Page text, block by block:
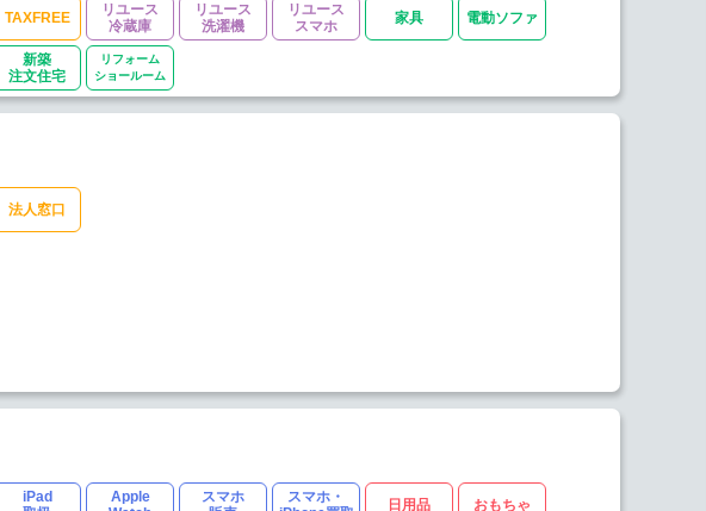
TAXFREE
リユース
冷蔵庫
リユース
洗濯機
リユース
スマホ
家具 電動ソファ
新築
注文住宅
リフォーム
ショールーム
法人窓口
iPad
Apple
スマホ
スマホ・
日用品 おもちゃ